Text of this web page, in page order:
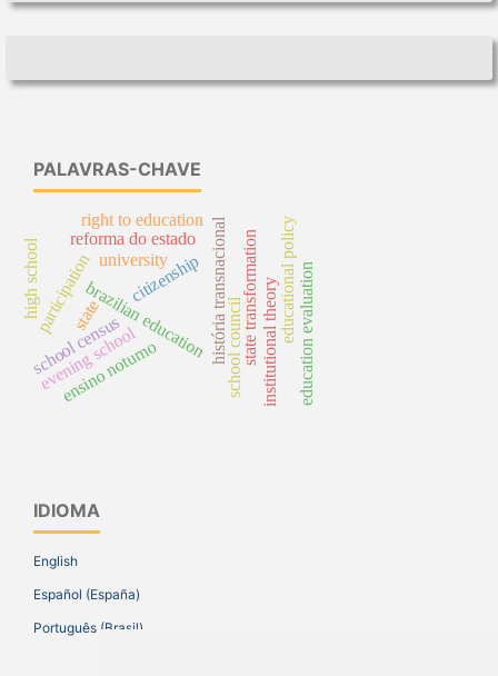
PALAVRAS-CHAVE
história transnacional
brazilian education school council
citizenship
participation
reforma do estado state transformationinstitutional theory
university educational policy
ensino noturno
high school
evening school
right to education
education evaluation
school census
state
IDIOMA
English
Español (España)
Português (Brasil)